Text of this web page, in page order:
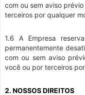
com ou sem aviso
terceiros por qualquer
1.6 A Empresa
permanentemente
com ou sem aviso
você ou por terceiros
2. NOSSOS DIREITOS